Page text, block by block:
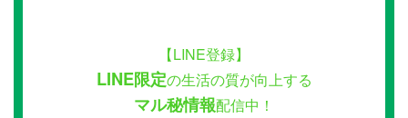
【LINE登録】
LINE限定の生活の質が向上する
マル秘情報配信中！